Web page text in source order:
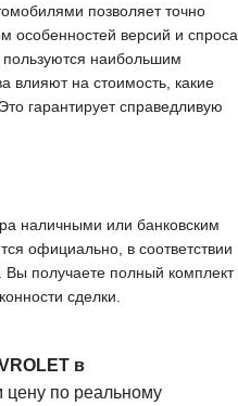
позволяет точно
особенностей версий и спроса
наибольшим
влияют на стоимость, какие
гарантирует справедливую
наличными или банковским
официально, в соответствии
Вы получаете полный комплект
сделки.
в
по реальному